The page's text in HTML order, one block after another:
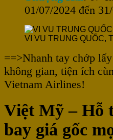
01/07/2024 đến
VI VU TRUNG QUỐC,
==>Nhanh tay chớp
không gian, tiện ích
Vietnam Airlines!
Việt Mỹ – Hỗ
bay giá gốc